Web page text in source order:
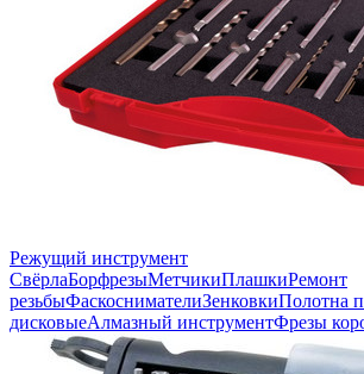
Режущий инструмент
СвёрлаБорфрезыМетчикиПлашкиРемонт
резьбыФаскоснимателиЗенковкиПолотна
дисковыеАлмазный инструментФрезы